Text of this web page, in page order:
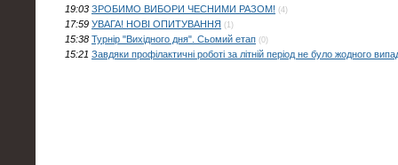
19:03 ЗРОБИМО ВИБОРИ ЧЕСНИМИ РАЗОМ! (4)
17:59 УВАГА! НОВІ ОПИТУВАННЯ (1)
15:38 Турнір "Вихідного дня". Сьомий етап (0)
15:21 Завдяки профілактичні роботі за літній період не було жодного